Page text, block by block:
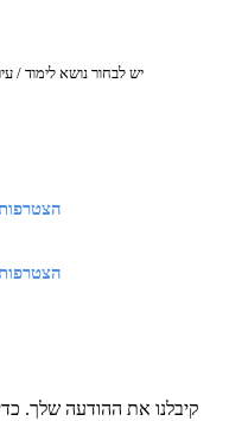
*יש לבחור נושא לימוד
קיבלנו את ההודעה שלך.